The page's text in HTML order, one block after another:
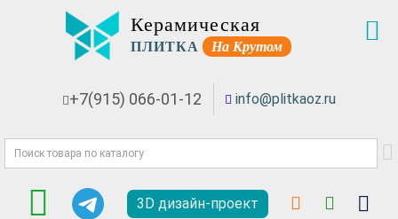
Керамическая
ПЛИТКА На Крутом
+7(915) 066-01-12 info@plitkaoz.ru
3D дизайн-проект